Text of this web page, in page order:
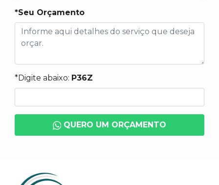
*Seu Orçamento
*Digite abaixo: P36Z
QUERO UM ORÇAMENTO